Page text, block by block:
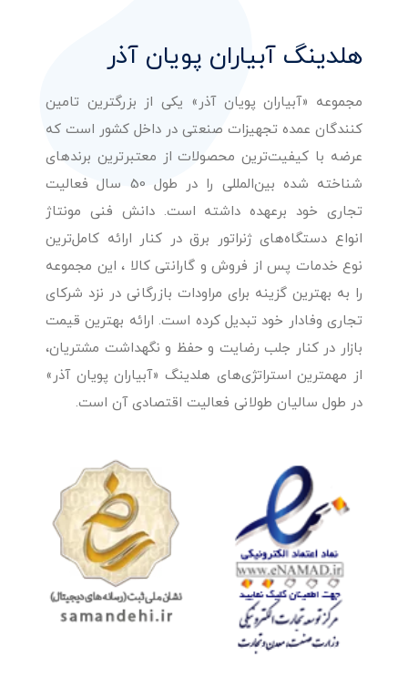
هلدینگ آبیاران پویان آذر
مجموعه «آبیاران پویان آذر» یکی از بزرگترین تامین
کنندگان عمده تجهیزات صنعتی در داخل کشور است که
عرضه با کیفیت‌ترین محصولات از معتبرترین برندهای
شناخته شده بین‌المللی را در طول 50 سال فعالیت
تجاری خود برعهده داشته است. دانش فنی مونتاژ
انواع دستگاه‌های ژنراتور برق در کنار ارائه کامل‌ترین
نوع خدمات پس از فروش و گارانتی کالا ، این مجموعه
را به بهترین گزینه برای مراودات بازرگانی در نزد شرکای
تجاری وفادار خود تبدیل کرده است. ارائه بهترین قیمت
بازار در کنار جلب رضایت و حفظ و نگهداشت مشتریان،
از مهمترین استراتژی‌های هلدینگ «آبیاران پویان آذر»
در طول سالیان طولانی فعالیت اقتصادی آن است.